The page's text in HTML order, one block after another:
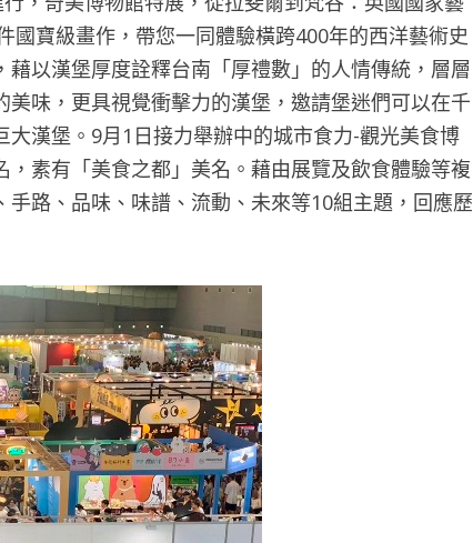
寶級畫作，帶您一同體驗橫跨400年的西洋藝術史
以漢堡厚度詮釋台南「厚禮數」的人情傳統，層層
味，更具視覺衝擊力的漢堡，邀請堡迷們可以在千
漢堡。9月1日接力舉辦中的城市食力-觀光美食博
素有「美食之都」美名。藉由展覽及飲食體驗等複
路、品味、味譜、流動、未來等10組主題，回應歷